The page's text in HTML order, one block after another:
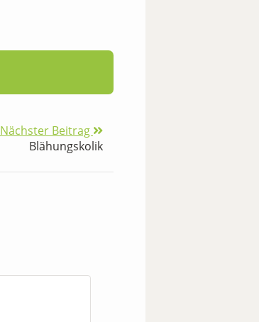
Nächster Beitrag
Blähungskolik